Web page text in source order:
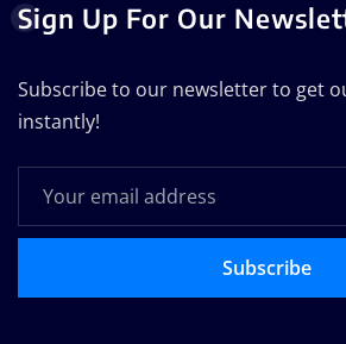
Sign Up For Our
Subscribe to our newsletter to get
instantly!
Subscribe